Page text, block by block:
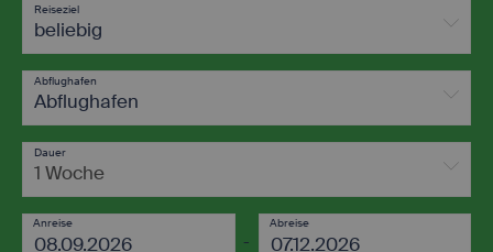
Reiseziel
beliebig
Abflughafen
Abflughafen
Dauer
1 Woche
Anreise
-
Abreise